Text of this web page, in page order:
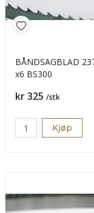
BÅNDSAGBLAD
x6 BS300
Pris
kr 325 /stk
Kjøp